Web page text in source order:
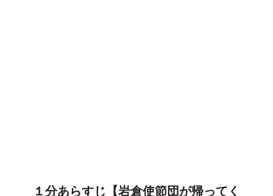
１分あらすじ【岩倉使節団が帰ってく